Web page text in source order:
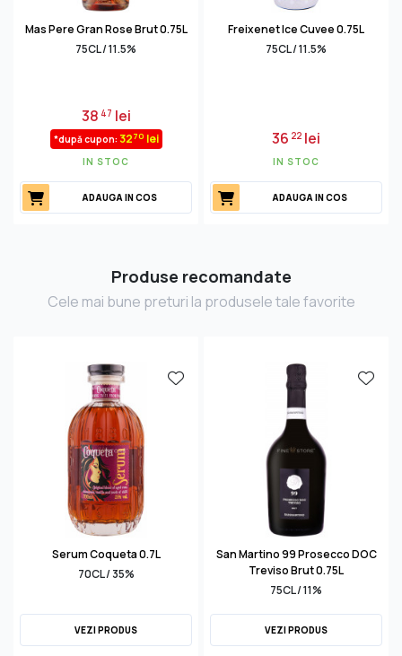
Mas Pere Gran Rose Brut 0.75L
75CL / 11.5%
38 47 lei
*după cupon: 3270 lei
IN STOC
ADAUGA IN COS
Freixenet Ice Cuvee 0.75L
75CL / 11.5%
36 22 lei
IN STOC
ADAUGA IN COS
Produse recomandate
Cele mai bune preturi la produsele tale favorite
Serum Coqueta 0.7L
70CL / 35%
VEZI PRODUS
San Martino 99 Prosecco DOC
Treviso Brut 0.75L
75CL / 11%
VEZI PRODUS